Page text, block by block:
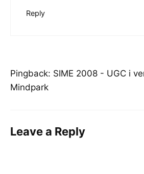
Reply
Pingback: SIME 2008 - UGC i
Mindpark
Leave a Reply